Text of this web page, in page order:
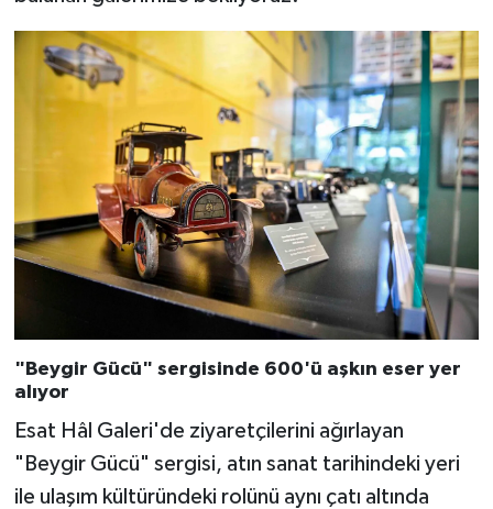
"Beygir Gücü" sergisinde 600'ü aşkın eser yer
alıyor
Esat Hâl Galeri'de ziyaretçilerini ağırlayan
"Beygir Gücü" sergisi, atın sanat tarihindeki yeri
ile ulaşım kültüründeki rolünü aynı çatı altında